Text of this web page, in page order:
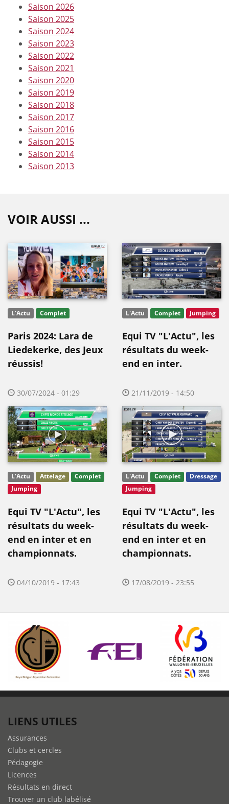
Saison 2026
Saison 2025
Saison 2024
Saison 2023
Saison 2022
Saison 2021
Saison 2020
Saison 2019
Saison 2018
Saison 2017
Saison 2016
Saison 2015
Saison 2014
Saison 2013
VOIR AUSSI ...
L'Actu Complet
Paris 2024: Lara de
Liedekerke, des Jeux
réussis!
30/07/2024 - 01:29
L'Actu Complet Jumping
Equi TV "L'Actu", les
résultats du week-
end en inter.
21/11/2019 - 14:50
L'Actu Attelage
Complet
Jumping
Equi TV "L'Actu", les
résultats du week-
end en inter et en
championnats.
04/10/2019 - 17:43
L'Actu Complet
Dressage
Jumping
Equi TV "L'Actu", les
résultats du week-
end en inter et en
championnats.
17/08/2019 - 23:55
LIENS UTILES
Assurances
Clubs et cercles
Pédagogie
Licences
Résultats en direct
Trouver un club labélisé